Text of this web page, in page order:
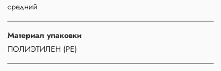
средний
Материал упаковки
ПОЛИЭТИЛЕН (PE)